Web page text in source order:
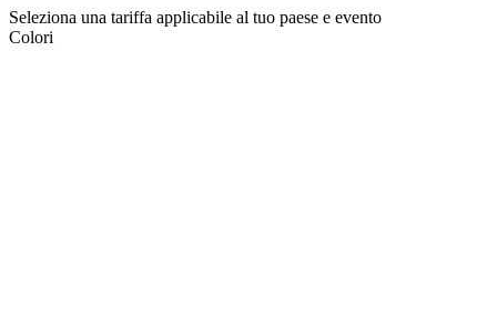
Seleziona una tariffa applicabile al tuo paese e evento
Colori